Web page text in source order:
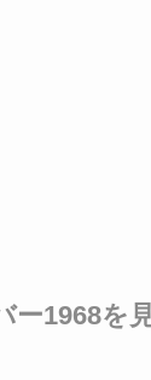
ー1968を